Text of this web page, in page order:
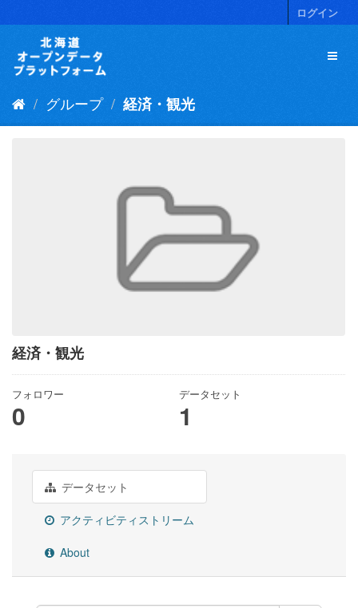
キ
ログイン
グループ 経済・観光
経済・観光
フォロワー
0
データセット
1
データセット
アクティビティストリーム
About